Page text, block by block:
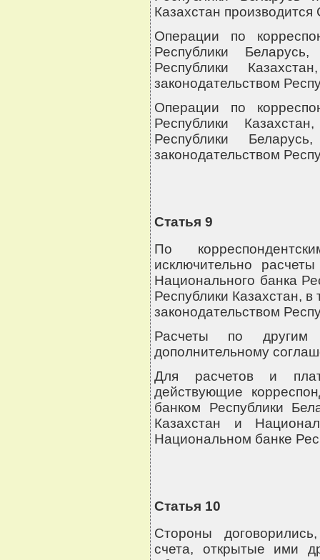
Казахстан
Операции по
Республики
Республики
законодательством
Операции по
Республики
Республики
законодательством
Статья 9
По
исключительно
Национального банка
Республики Казахстан,
законодательством
Расчеты по другим
дополнительному
Для расчетов и
действующие
банком Республики
Казахстан и
Национальном банке
Статья 10
Стороны
счета, открытые ими